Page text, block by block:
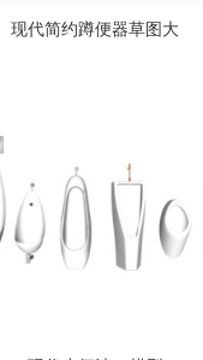
现代简约蹲便器草图大